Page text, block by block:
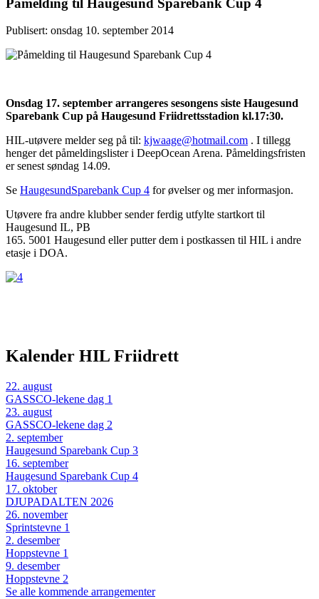
Publisert: onsdag 10. september 2014
Onsdag 17. september arrangeres sesongens siste Haugesund
Sparebank Cup på Haugesund Friidrettsstadion kl.17:30.
HIL-utøvere melder seg på til: kjwaage@hotmail.com . I tillegg
henger det påmeldingslister i DeepOcean Arena. Påmeldingsfristen
er senest søndag 14.09.
Se HaugesundSparebank Cup 4 for øvelser og mer informasjon.
Utøvere fra andre klubber sender ferdig utfylte startkort til
Haugesund IL, PB
165. 5001 Haugesund eller putter dem i postkassen til HIL i andre
etasje i DOA.
Kalender HIL Friidrett
22. august
GASSCO-lekene dag 1
23. august
GASSCO-lekene dag 2
2. september
Haugesund Sparebank Cup 3
16. september
Haugesund Sparebank Cup 4
17. oktober
DJUPADALTEN 2026
26. november
Sprintstevne 1
2. desember
Hoppstevne 1
9. desember
Hoppstevne 2
Se alle kommende arrangementer